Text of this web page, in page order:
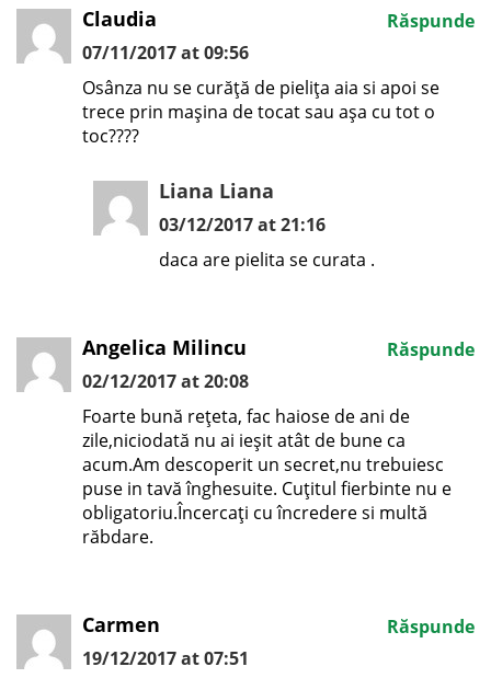
Claudia
07/11/2017 at 09:56
Osânza nu se curăță de pielița aia si apoi se
trece prin mașina de tocat sau așa cu tot o
toc????
Răspunde
Liana Liana
03/12/2017 at 21:16
daca are pielita se curata .
Angelica Milincu
02/12/2017 at 20:08
Foarte bună rețeta, fac haiose de ani de
zile,niciodată nu ai ieșit atât de bune ca
acum.Am descoperit un secret,nu trebuiesc
puse in tavă înghesuite. Cuțitul fierbinte nu e
obligatoriu.Încercați cu încredere si multă
răbdare.
Răspunde
Carmen
19/12/2017 at 07:51
Răspunde